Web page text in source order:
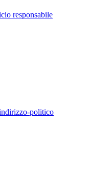
responsabile
politico